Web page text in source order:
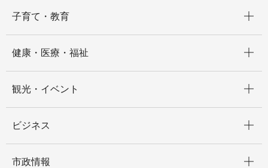
子育て・教育
健康・医療・福祉
観光・イベント
ビジネス
市政情報